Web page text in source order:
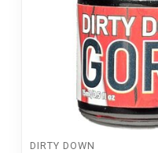
DIRTY DOWN